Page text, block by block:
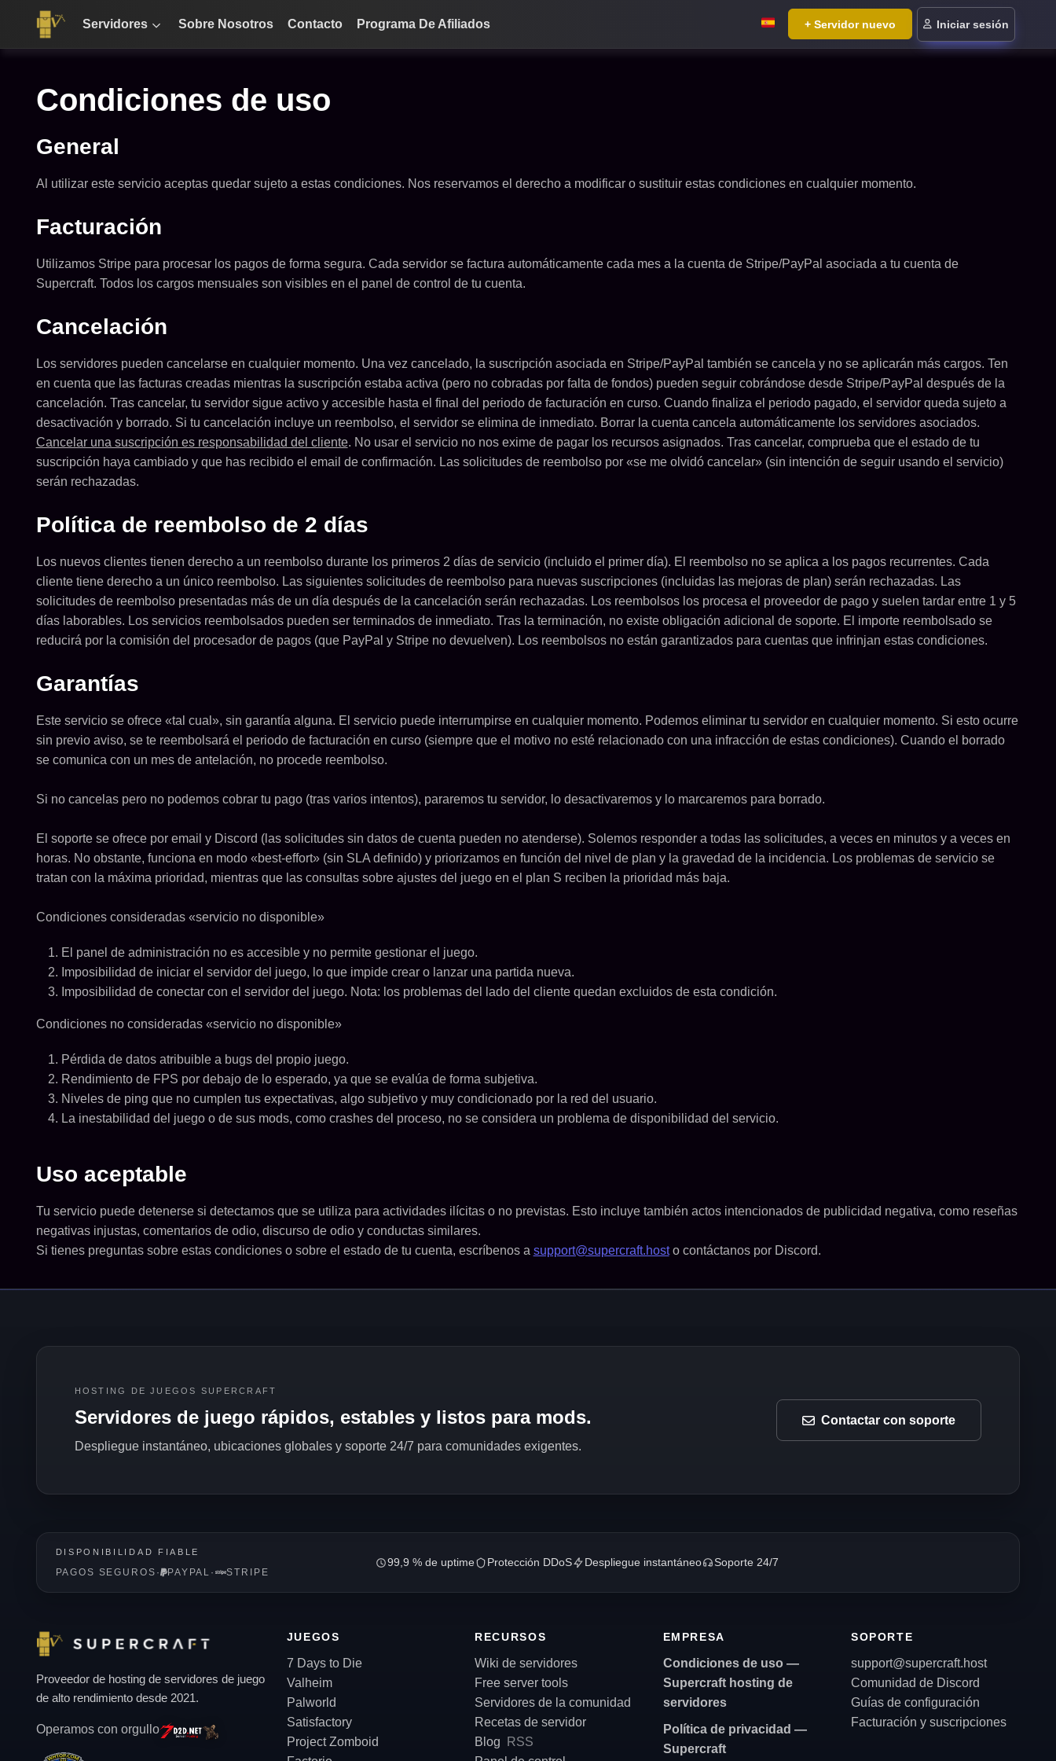
Servidores Sobre Nosotros Contacto Programa De Afiliados + Servidor nuevo Iniciar sesión
Condiciones de uso
General
Al utilizar este servicio aceptas quedar sujeto a estas condiciones. Nos reservamos el derecho a modificar o sustituir estas condiciones en cualquier momento.
Facturación
Utilizamos Stripe para procesar los pagos de forma segura. Cada servidor se factura automáticamente cada mes a la cuenta de Stripe/PayPal asociada a tu cuenta de
Supercraft. Todos los cargos mensuales son visibles en el panel de control de tu cuenta.
Cancelación
Los servidores pueden cancelarse en cualquier momento. Una vez cancelado, la suscripción asociada en Stripe/PayPal también se cancela y no se aplicarán más cargos. Ten
en cuenta que las facturas creadas mientras la suscripción estaba activa (pero no cobradas por falta de fondos) pueden seguir cobrándose desde Stripe/PayPal después de la
cancelación. Tras cancelar, tu servidor sigue activo y accesible hasta el final del periodo de facturación en curso. Cuando finaliza el periodo pagado, el servidor queda sujeto a
desactivación y borrado. Si tu cancelación incluye un reembolso, el servidor se elimina de inmediato. Borrar la cuenta cancela automáticamente los servidores asociados.
Cancelar una suscripción es responsabilidad del cliente. No usar el servicio no nos exime de pagar los recursos asignados. Tras cancelar, comprueba que el estado de tu
suscripción haya cambiado y que has recibido el email de confirmación. Las solicitudes de reembolso por «se me olvidó cancelar» (sin intención de seguir usando el servicio)
serán rechazadas.
Política de reembolso de 2 días
Los nuevos clientes tienen derecho a un reembolso durante los primeros 2 días de servicio (incluido el primer día). El reembolso no se aplica a los pagos recurrentes. Cada
cliente tiene derecho a un único reembolso. Las siguientes solicitudes de reembolso para nuevas suscripciones (incluidas las mejoras de plan) serán rechazadas. Las
solicitudes de reembolso presentadas más de un día después de la cancelación serán rechazadas. Los reembolsos los procesa el proveedor de pago y suelen tardar entre 1 y 5
días laborables. Los servicios reembolsados pueden ser terminados de inmediato. Tras la terminación, no existe obligación adicional de soporte. El importe reembolsado se
reducirá por la comisión del procesador de pagos (que PayPal y Stripe no devuelven). Los reembolsos no están garantizados para cuentas que infrinjan estas condiciones.
Garantías
Este servicio se ofrece «tal cual», sin garantía alguna. El servicio puede interrumpirse en cualquier momento. Podemos eliminar tu servidor en cualquier momento. Si esto ocurre
sin previo aviso, se te reembolsará el periodo de facturación en curso (siempre que el motivo no esté relacionado con una infracción de estas condiciones). Cuando el borrado
se comunica con un mes de antelación, no procede reembolso.
Si no cancelas pero no podemos cobrar tu pago (tras varios intentos), pararemos tu servidor, lo desactivaremos y lo marcaremos para borrado.
El soporte se ofrece por email y Discord (las solicitudes sin datos de cuenta pueden no atenderse). Solemos responder a todas las solicitudes, a veces en minutos y a veces en
horas. No obstante, funciona en modo «best-effort» (sin SLA definido) y priorizamos en función del nivel de plan y la gravedad de la incidencia. Los problemas de servicio se
tratan con la máxima prioridad, mientras que las consultas sobre ajustes del juego en el plan S reciben la prioridad más baja.
Condiciones consideradas «servicio no disponible»
El panel de administración no es accesible y no permite gestionar el juego.
Imposibilidad de iniciar el servidor del juego, lo que impide crear o lanzar una partida nueva.
Imposibilidad de conectar con el servidor del juego. Nota: los problemas del lado del cliente quedan excluidos de esta condición.
Condiciones no consideradas «servicio no disponible»
Pérdida de datos atribuible a bugs del propio juego.
Rendimiento de FPS por debajo de lo esperado, ya que se evalúa de forma subjetiva.
Niveles de ping que no cumplen tus expectativas, algo subjetivo y muy condicionado por la red del usuario.
La inestabilidad del juego o de sus mods, como crashes del proceso, no se considera un problema de disponibilidad del servicio.
Uso aceptable
Tu servicio puede detenerse si detectamos que se utiliza para actividades ilícitas o no previstas. Esto incluye también actos intencionados de publicidad negativa, como reseñas
negativas injustas, comentarios de odio, discurso de odio y conductas similares.
Si tienes preguntas sobre estas condiciones o sobre el estado de tu cuenta, escríbenos a support@supercraft.hosto contáctanos por Discord.
HOSTING DE JUEGOS SUPERCRAFT
Servidores de juego rápidos, estables y listos para mods.
Despliegue instantáneo, ubicaciones globales y soporte 24/7 para comunidades exigentes.
Contactar con soporte
DISPONIBILIDAD FIABLE
PAGOS SEGUROS · PAYPAL · STRIPE
99,9 % de uptime Protección DDoS Despliegue instantáneo Soporte 24/7
Proveedor de hosting de servidores de juego
de alto rendimiento desde 2021.
Operamos con orgullo
JUEGOS
7 Days to Die
Valheim
Palworld
Satisfactory
Project Zomboid
RECURSOS
Wiki de servidores
Free server tools
Servidores de la comunidad
Recetas de servidor
Blog
RSS
EMPRESA
Condiciones de uso —
Supercraft hosting de
servidores
Política de privacidad —
Supercraft
SOPORTE
support@supercraft.host
Comunidad de Discord
Guías de configuración
Facturación y suscripciones